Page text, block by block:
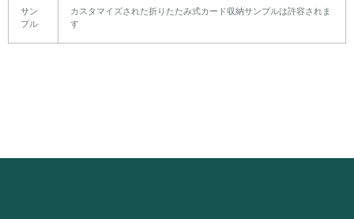
サン
プル
カスタマイズされた折りたたみ式カード収納サンプルは許容されま
す